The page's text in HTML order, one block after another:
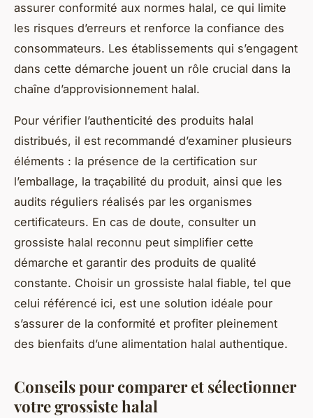
assurer conformité aux normes halal, ce qui limite
les risques d’erreurs et renforce la confiance des
consommateurs. Les établissements qui s’engagent
dans cette démarche jouent un rôle crucial dans la
chaîne d’approvisionnement halal.
Pour vérifier l’authenticité des produits halal
distribués, il est recommandé d’examiner plusieurs
éléments : la présence de la certification sur
l’emballage, la traçabilité du produit, ainsi que les
audits réguliers réalisés par les organismes
certificateurs. En cas de doute, consulter un
grossiste halal reconnu peut simplifier cette
démarche et garantir des produits de qualité
constante. Choisir un grossiste halal fiable, tel que
celui référencé ici, est une solution idéale pour
s’assurer de la conformité et profiter pleinement
des bienfaits d’une alimentation halal authentique.
Conseils pour comparer et sélectionner
votre grossiste halal